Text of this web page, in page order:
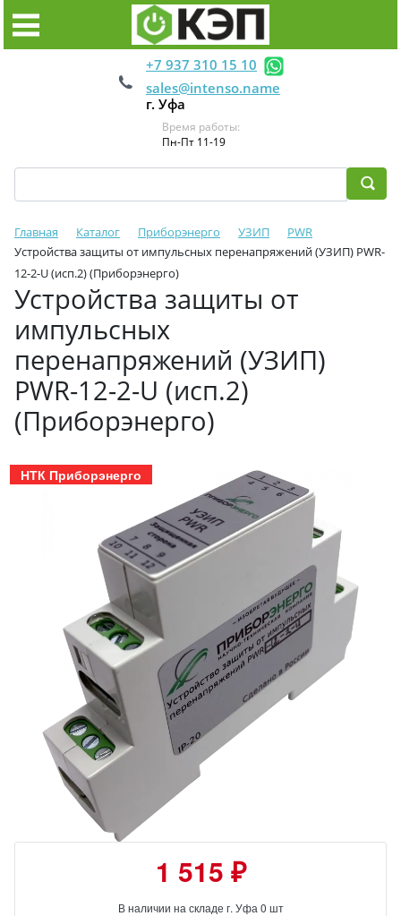
+7 937 310 15 10
sales@intenso.name
г. Уфа
Время работы:
Пн-Пт 11-19
Главная Каталог Приборэнерго УЗИП
PWR
Устройства защиты от импульсных перенапряжений (УЗИП) PWR-
12-2-U (исп.2) (Приборэнерго)
Устройства защиты от
импульсных
перенапряжений (УЗИП)
PWR-12-2-U (исп.2)
(Приборэнерго)
НТК Приборэнерго
1 515 ₽
В наличии на складе г. Уфа 0 шт